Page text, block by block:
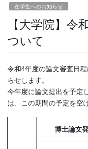
在学生へのお知らせ
【大学院】令
ついて
令和4年度の論文審査日
らせします。
今年度に論文提出を予定
は、この期間の予定を空
博士論文